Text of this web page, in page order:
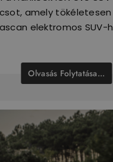
amely tökéletesen
elektromos SUV-
Olvasás Folytatása...